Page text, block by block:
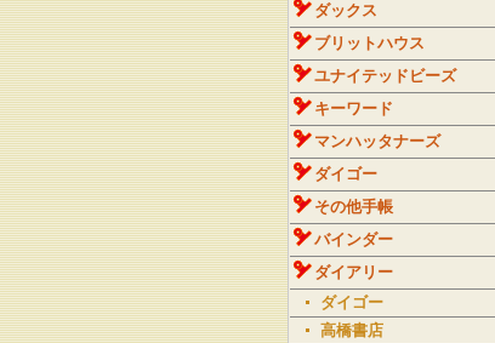
ダックス
ブリットハウス
ユナイテッドビーズ
キーワード
マンハッタナーズ
ダイゴー
その他手帳
バインダー
ダイアリー
ダイゴー
高橋書店